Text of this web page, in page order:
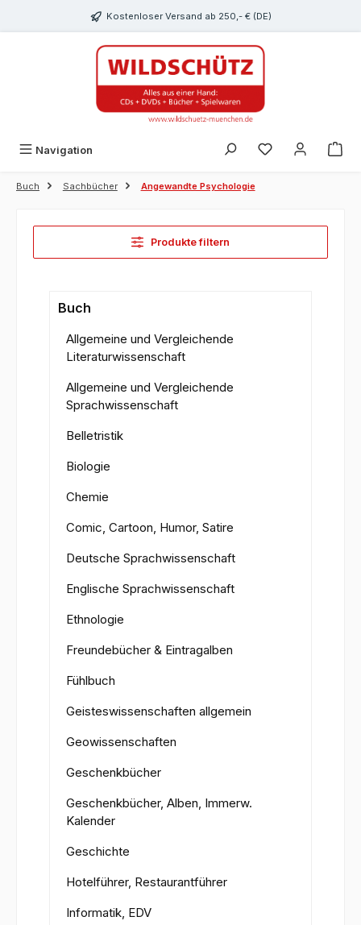
Kostenloser Versand ab 250,- € (DE)
Navigation Du hast 0
Buch Sachbücher Angewandte Psychologie
Produkte filtern
Buch
Allgemeine und Vergleichende
Literaturwissenschaft
Allgemeine und Vergleichende
Sprachwissenschaft
Belletristik
Biologie
Chemie
Comic, Cartoon, Humor, Satire
Deutsche Sprachwissenschaft
Englische Sprachwissenschaft
Ethnologie
Freundebücher & Eintragalben
Fühlbuch
Geisteswissenschaften allgemein
Geowissenschaften
Geschenkbücher
Geschenkbücher, Alben, Immerw.
Kalender
Geschichte
Hotelführer, Restaurantführer
Informatik, EDV